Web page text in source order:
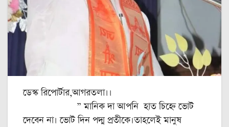
ডেস্ক রিপোর্টার,আগরতলা।।
” মানিক দা আপনি হাত চিহ্নে ভোট
দেবেন না। ভোট দিন পদ্ম প্রতীকে।তাহলেই মানুষ